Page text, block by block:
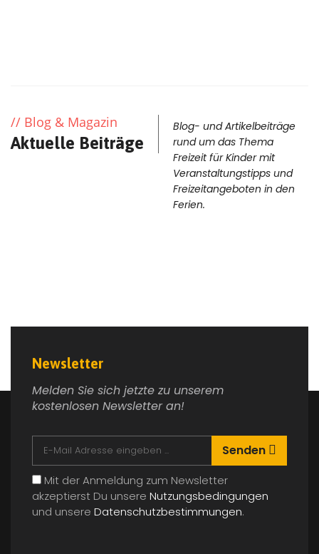
Blog & Magazin
Aktuelle Beiträge
Blog- und Artikelbeiträge
rund um das Thema
Freizeit für Kinder mit
Veranstaltungstipps und
Freizeitangeboten in den
Ferien.
Kurztrip mit Kindern in Deutschland: Sechs
Center Parcs im Familiencheck
Newsletter
Melden Sie sich jetzte zu unserem
kostenlosen Newsletter an!
Senden
Mit der Anmeldung zum Newsletter
akzeptierst Du unsere Nutzungsbedingungen
und unsere Datenschutzbestimmungen.